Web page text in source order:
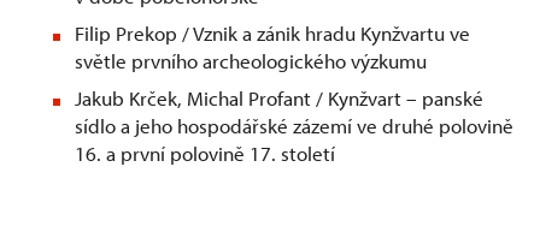
Filip Prekop / Vznik a zánik hradu Kynžvartu ve
světle prvního archeologického výzkumu
Jakub Krček, Michal Profant / Kynžvart – panské
sídlo a jeho hospodářské zázemí ve druhé polovině
16. a první polovině 17. století